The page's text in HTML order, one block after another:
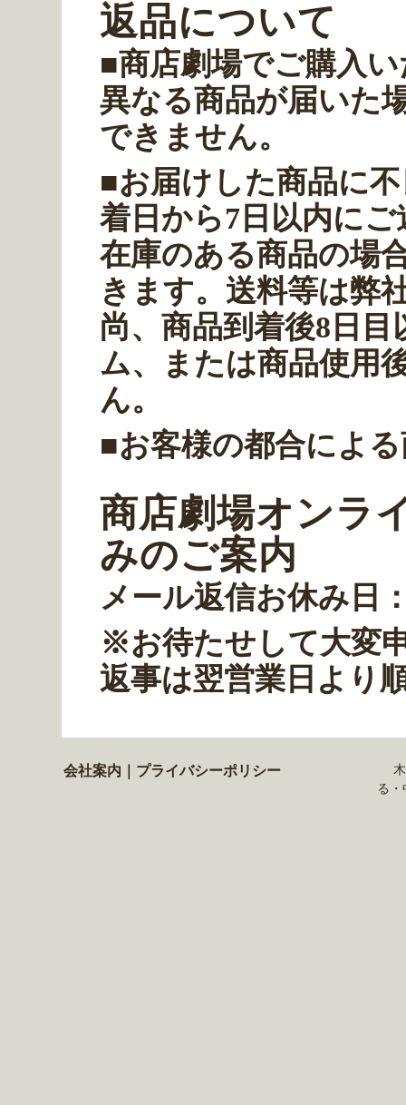
返品について
■商店劇場でご購入
異なる商品が届いた
できません。
■お届けした商品に
着日から7日以内に
在庫のある商品の場
きます。送料等は弊
尚、商品到着後8日
ム、または商品使用
ん。
■お客様の都合によ
商店劇場オンラ
みのご案内
メール返信お休み日
※お待たせして大変
返事は翌営業日より
会社案内 プライバシーポリシー
る